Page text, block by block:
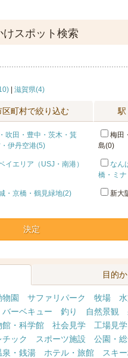
スポット検索
| 滋賀県(4)
区町村で絞り込む 駅
吹田・豊中・茨木・箕
伊丹空港(5)
梅田
島(0)
イエリア（USJ・南港）
なん
橋・ミ
・京橋・鶴見緑地(2) 新大
決定
目的
物園 サファリパーク 牧場
バーベキュー 釣り 自然景観
館・科学館 社会見学 工場見学
チック スポーツ施設 公園・
泉・銭湯 ホテル・旅館
スキ